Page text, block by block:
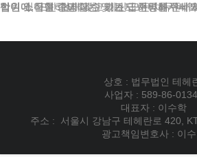
법원에 신청하실 때는 몇 가지 서류를 준비하셔야 합니다. 먼저 정기적인 소득을 증명할 수 있는 급여명세서나 사업자 관련 서류가 필요합니다. 또한 현재 갖고 계신 모든 채무 내역도 정리하셔야 하죠. 재산이 있다면 그에 대한 자료도 준비
상호 : 법무법인 테헤
사업자 : 589-86-
대표자 : 이수학
주소 : 서울시 강남구 테헤란로 420,
광고책임변호사 : 이